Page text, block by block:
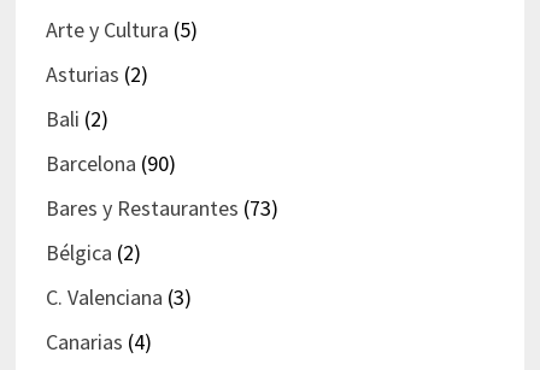
Arte y Cultura (5)
Asturias (2)
Bali (2)
Barcelona (90)
Bares y Restaurantes (73)
Bélgica (2)
C. Valenciana (3)
Canarias (4)